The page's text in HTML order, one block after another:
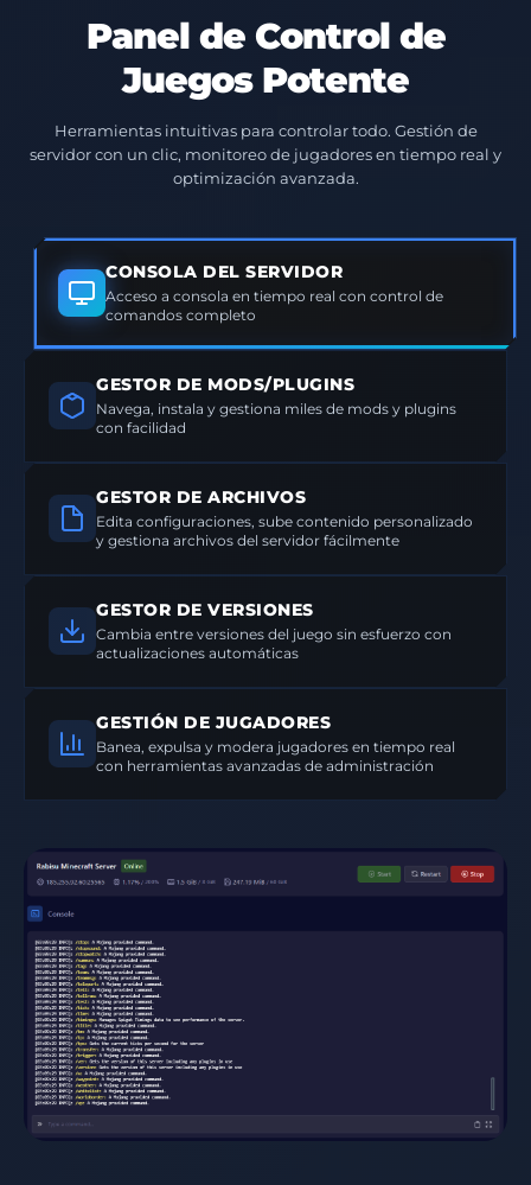
Panel de Control de
Juegos Potente
Herramientas intuitivas para controlar todo. Gestión de
servidor con un clic, monitoreo de jugadores en tiempo real y
optimización avanzada.
CONSOLA DEL SERVIDOR
Acceso a consola en tiempo real con control de
comandos completo
GESTOR DE MODS/PLUGINS
Navega, instala y gestiona miles de mods y plugins
con facilidad
GESTOR DE ARCHIVOS
Edita configuraciones, sube contenido personalizado
y gestiona archivos del servidor fácilmente
GESTOR DE VERSIONES
Cambia entre versiones del juego sin esfuerzo con
actualizaciones automáticas
GESTIÓN DE JUGADORES
Banea, expulsa y modera jugadores en tiempo real
con herramientas avanzadas de administración